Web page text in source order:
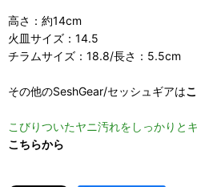
高さ：約14cm
火皿サイズ：14.5
チラムサイズ：18.8/長さ：5.5cm
その他のSeshGear/セッシュギアは
こびりついたヤニ汚れをしっかりと
こちらから